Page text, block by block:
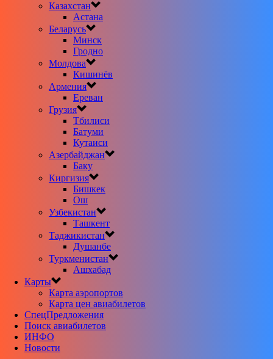
Казахстан
Астана
Беларусь
Минск
Гродно
Молдова
Кишинёв
Армения
Ереван
Грузия
Тбилиси
Батуми
Кутаиси
Азербайджан
Баку
Киргизия
Бишкек
Ош
Узбекистан
Ташкент
Таджикистан
Душанбе
Туркменистан
Ашхабад
Карты
Карта аэропортов
Карта цен авиабилетов
CпецПредложения
Поиск авиабилетов
ИНФО
Новости